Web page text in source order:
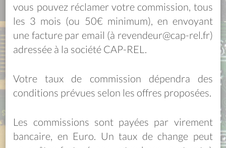
vous pouvez réclamer votre commission, tous
les 3 mois (ou 50€ minimum), en envoyant
une facture par email (à revendeur@cap-rel.fr)
adressée à la société CAP-REL.
Votre taux de commission dépendra des
conditions prévues selon les offres proposées.
Les commissions sont payées par virement
bancaire, en Euro. Un taux de change peut